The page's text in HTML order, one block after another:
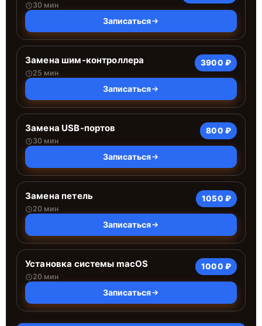
30 мин
Записаться
Замена шим-контроллера
25 мин
3900 ₽
Записаться
Замена USB-портов
30 мин
800 ₽
Записаться
Замена петель
20 мин
1050 ₽
Записаться
Установка системы macOS
20 мин
1000 ₽
Записаться